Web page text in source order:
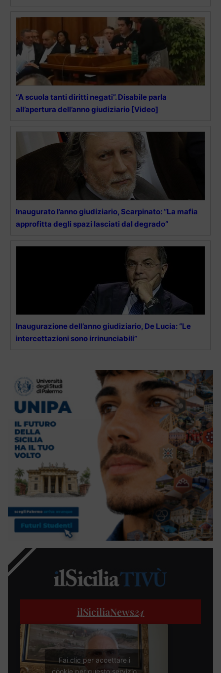
“A scuola tanti diritti negati”. Disabile parla
all’apertura dell’anno giudiziario [Video]
Inaugurato l’anno giudiziario, Scarpinato: “La mafia
approfitta degli spazi lasciati dal degrado”
Inaugurazione dell’anno giudiziario, De Lucia: “Le
intercettazioni sono irrinunciabili”
ilSiciliaNews24
Fai clic per accettare i